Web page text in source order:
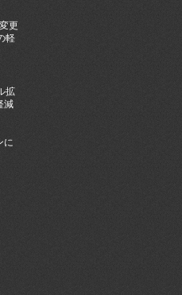
更
軽
拡
減
に